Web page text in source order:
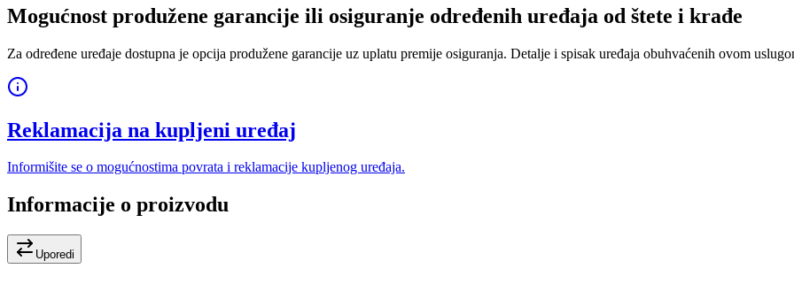
Mogućnost produžene garancije ili osiguranje određenih uređaja od štete i krađe
Za određene uređaje dostupna je opcija produžene garancije uz uplatu premije osiguranja. Detalje i spisak uređaja obuhvaćenih ovom
Reklamacija na kupljeni uređaj
Informišite se o mogućnostima povrata i reklamacije kupljenog uređaja.
Informacije o proizvodu
Uporedi